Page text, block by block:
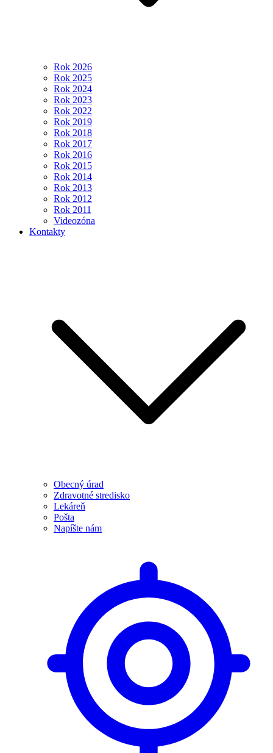
Rok 2026
Rok 2025
Rok 2024
Rok 2023
Rok 2022
Rok 2019
Rok 2018
Rok 2017
Rok 2016
Rok 2015
Rok 2014
Rok 2013
Rok 2012
Rok 2011
Videozóna
Kontakty
Obecný úrad
Zdravotné stredisko
Lekáreň
Pošta
Napíšte nám